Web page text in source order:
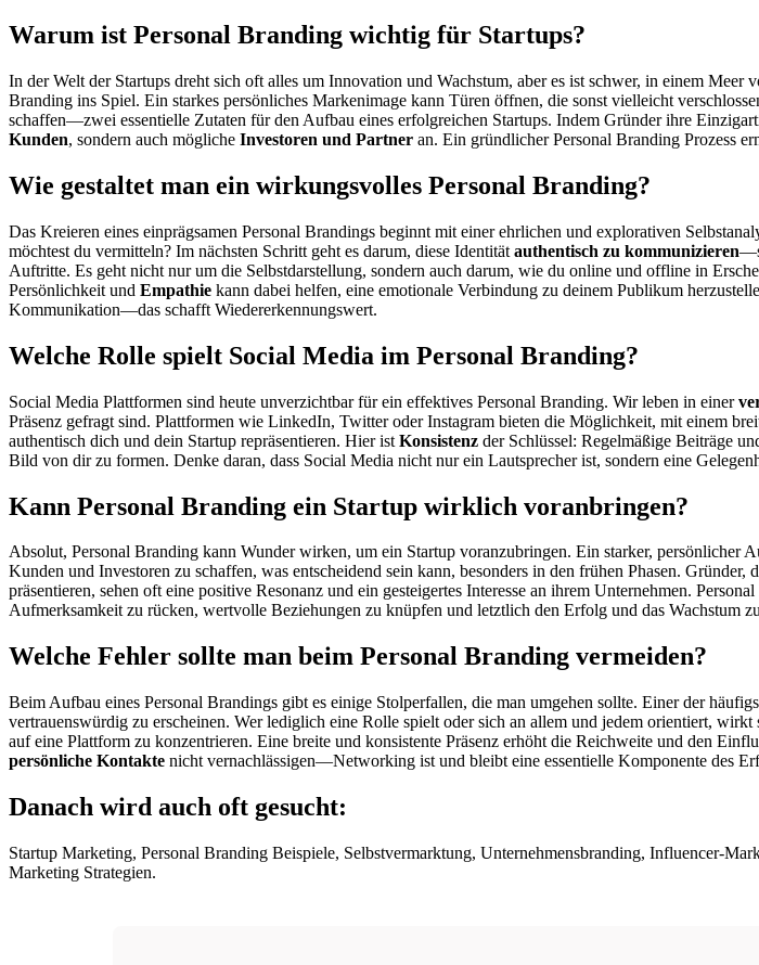
Warum ist Personal Branding wichtig für Startups?
In der Welt der Startups dreht sich oft alles um Innovation und Wachstum, aber es ist schwer, in einem Meer
Branding ins Spiel. Ein starkes persönliches Markenimage kann Türen öffnen, die sonst vielleicht
schaffen—zwei essentielle Zutaten für den Aufbau eines erfolgreichen Startups. Indem Gründer ihre
Kunden, sondern auch mögliche Investoren und Partner an. Ein gründlicher Personal Branding Prozess
Wie gestaltet man ein wirkungsvolles Personal Branding?
Das Kreieren eines einprägsamen Personal Brandings beginnt mit einer ehrlichen und explorativen
möchtest du vermitteln? Im nächsten Schritt geht es darum, diese Identität authentisch zu kommunizieren
Auftritte. Es geht nicht nur um die Selbstdarstellung, sondern auch darum, wie du online und offline in
Persönlichkeit und Empathie kann dabei helfen, eine emotionale Verbindung zu deinem Publikum
Kommunikation—das schafft Wiedererkennungswert.
Welche Rolle spielt Social Media im Personal Branding?
Social Media Plattformen sind heute unverzichtbar für ein effektives Personal Branding. Wir leben in einer
Präsenz gefragt sind. Plattformen wie LinkedIn, Twitter oder Instagram bieten die Möglichkeit, mit einem
authentisch dich und dein Startup repräsentieren. Hier ist Konsistenz der Schlüssel: Regelmäßige Beiträge
Bild von dir zu formen. Denke daran, dass Social Media nicht nur ein Lautsprecher ist, sondern eine
Kann Personal Branding ein Startup wirklich voranbringen?
Absolut, Personal Branding kann Wunder wirken, um ein Startup voranzubringen. Ein starker, persönlicher
Kunden und Investoren zu schaffen, was entscheidend sein kann, besonders in den frühen Phasen.
präsentieren, sehen oft eine positive Resonanz und ein gesteigertes Interesse an ihrem Unternehmen.
Aufmerksamkeit zu rücken, wertvolle Beziehungen zu knüpfen und letztlich den Erfolg und das Wachstum
Welche Fehler sollte man beim Personal Branding vermeiden?
Beim Aufbau eines Personal Brandings gibt es einige Stolperfallen, die man umgehen sollte. Einer der
vertrauenswürdig zu erscheinen. Wer lediglich eine Rolle spielt oder sich an allem und jedem orientiert,
auf eine Plattform zu konzentrieren. Eine breite und konsistente Präsenz erhöht die Reichweite und den
persönliche Kontakte nicht vernachlässigen—Networking ist und bleibt eine essentielle Komponente des
Danach wird auch oft gesucht:
Startup Marketing, Personal Branding Beispiele, Selbstvermarktung, Unternehmensbranding, Influencer-
Marketing Strategien.